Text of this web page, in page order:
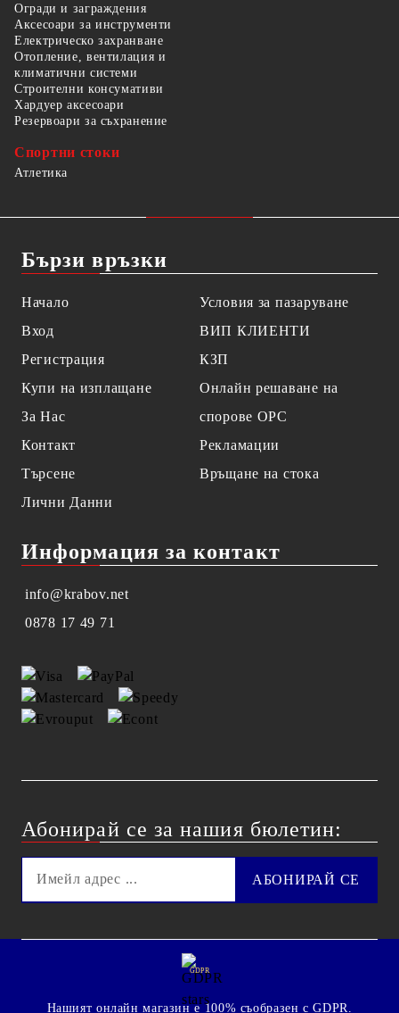
Огради и заграждения
Аксесоари за инструменти
Електрическо захранване
Отопление, вентилация и
климатични системи
Строителни консумативи
Хардуер аксесоари
Резервоари за съхранение
Спортни стоки
Атлетика
Бързи връзки
Начало
Вход
Регистрация
Купи на изплащане
За Нас
Контакт
Търсене
Лични Данни
Условия за пазаруване
ВИП КЛИЕНТИ
КЗП
Онлайн решаване на
спорове OPC
Рекламации
Връщане на стока
Информация за контакт
info@krabov.net
0878 17 49 71
Абонирай се за нашия бюлетин:
GDPR
Нашият онлайн магазин е 100% съобразен с GDPR.